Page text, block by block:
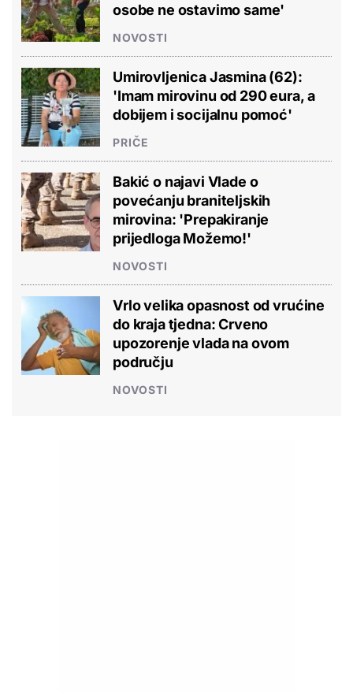
osobe ne ostavimo same'
NOVOSTI
Umirovljenica Jasmina (62):
'Imam mirovinu od 290 eura, a
dobijem i socijalnu pomoć'
PRIČE
Bakić o najavi Vlade o
povećanju braniteljskih
mirovina: 'Prepakiranje
prijedloga Možemo!'
NOVOSTI
Vrlo velika opasnost od vrućine
do kraja tjedna: Crveno
upozorenje vlada na ovom
području
NOVOSTI